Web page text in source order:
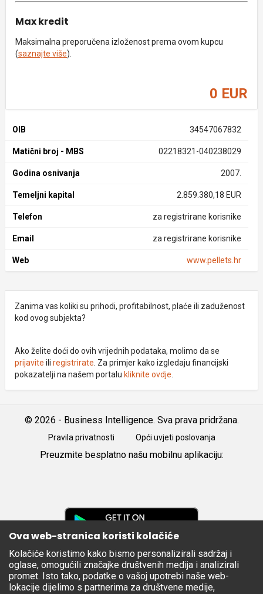
Max kredit
Maksimalna preporučena izloženost prema ovom kupcu
(saznajte više).
0 EUR
OIB 34547067832
Matični broj - MBS 02218321-040238029
Godina osnivanja 2007.
Temeljni kapital 2.859.380,18 EUR
Telefon za registrirane korisnike
Email za registrirane korisnike
Web www.pellets.hr
Zanima vas koliki su prihodi, profitabilnost, plaće ili zaduženost
kod ovog subjekta?
Ako želite doći do ovih vrijednih podataka, molimo da se
prijavite ili registrirate . Za primjer kako izgledaju financijski
pokazatelji na našem portalu kliknite ovdje
© 2026 - Business Intelligence. Sva prava pridržana.
Pravila privatnosti Opći uvjeti poslovanja
Preuzmite besplatno našu mobilnu aplikaciju:
Apple
Store
Ova web-stranica koristi kolačiće
Kolačiće koristimo kako bismo personalizirali sadržaj i
oglase, omogućili značajke društvenih medija i analizirali
promet. Isto tako, podatke o vašoj upotrebi naše web-
lokacije dijelimo s partnerima za društvene medije,